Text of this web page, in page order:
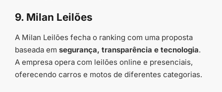
9. Milan Leilões
A Milan Leilões fecha o ranking com uma proposta
baseada em segurança, transparência e tecnologia.
A empresa opera com leilões online e presenciais,
oferecendo carros e motos de diferentes categorias.